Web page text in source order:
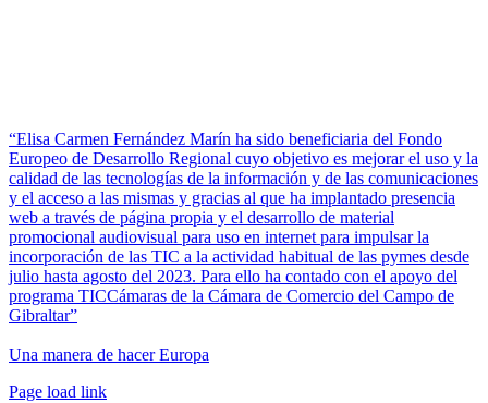
“Elisa Carmen Fernández Marín ha sido beneficiaria del Fondo
Europeo de Desarrollo Regional cuyo objetivo es mejorar el uso y la
calidad de las tecnologías de la información y de las comunicaciones
y el acceso a las mismas y gracias al que ha implantado presencia
web a través de página propia y el desarrollo de material
promocional audiovisual para uso en internet para impulsar la
incorporación de las TIC a la actividad habitual de las pymes desde
julio hasta agosto del 2023. Para ello ha contado con el apoyo del
programa TICCámaras de la Cámara de Comercio del Campo de
Gibraltar”
Una manera de hacer Europa
Facebook
Twitter
Instagram
Pinterest
Page load link